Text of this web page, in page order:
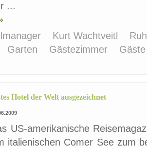
...
Kurt Wachtveitl
Garten Gästezimmer
Hotel der Welt ausgezeichnet
US-amerikanische
italienischen Comer See zum